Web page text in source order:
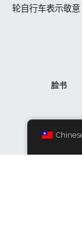
轮自行车表示敬意
脸书